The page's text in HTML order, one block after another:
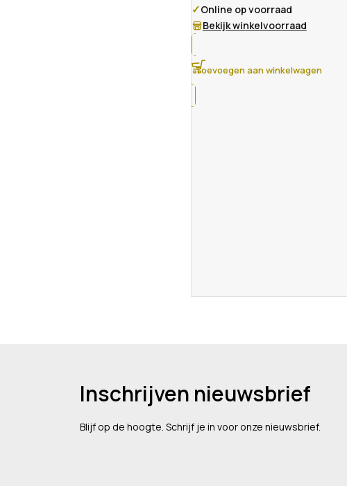
✓Online op voorraad
Bekijk winkelvoorraad
Toevoegen aan winkelwagen
Inschrijven nieuwsbrief
Blijf op de hoogte. Schrijf je in voor onze nieuwsbrief.